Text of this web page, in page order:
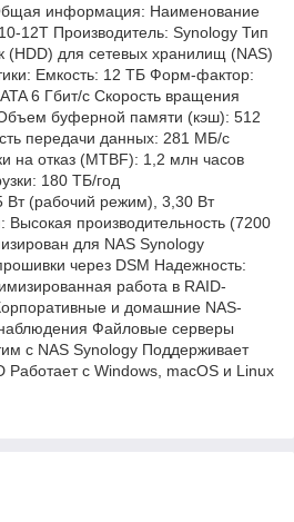
информация: Наименование
12T Производитель: Synology Тип
(HDD) для сетевых хранилищ (NAS)
Емкость: 12 ТБ Форм-фактор:
6 Гбит/с Скорость вращения
буферной памяти (кэш): 512
передачи данных: 281 МБ/с
на отказ (MTBF): 1,2 млн часов
180 ТБ/год
Вт (рабочий режим), 3,30 Вт
производительность (7200
для NAS Synology
через DSM Надежность:
работа в RAID-
и домашние NAS-
Файловые серверы
с NAS Synology Поддерживает
Работает с Windows, macOS и Linux